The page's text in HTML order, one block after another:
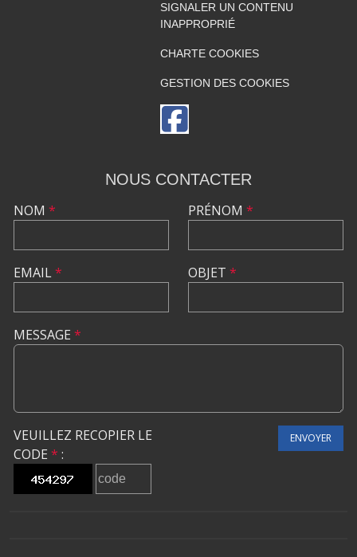
SIGNALER UN CONTENU
INAPPROPRIÉ
CHARTE COOKIES
GESTION DES COOKIES
NOUS CONTACTER
NOM *
EMAIL*
PRÉNOM *
OBJET *
MESSAGE *
VEUILLEZ RECOPIER LE
CODE * :
ENVOYER